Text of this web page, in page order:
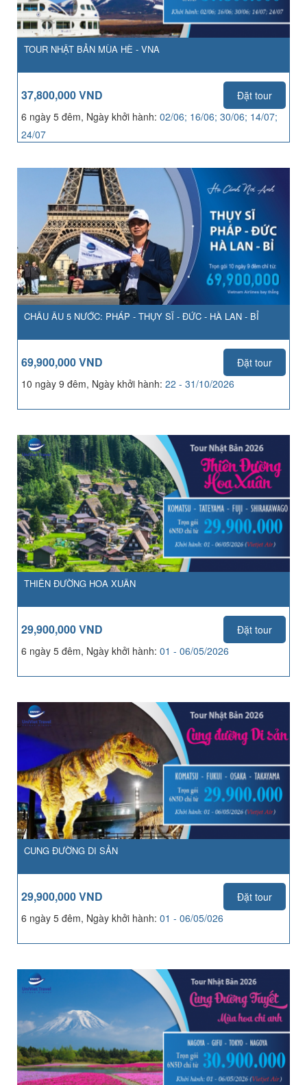
TOUR NHẬT BẢN MÙA HÈ - VNA
37,800,000 VND
Đặt tour
6 ngày 5 đêm, Ngày khởi hành: 02/06; 16/06; 30/06; 14/07;
24/07
CHÂU ÂU 5 NƯỚC: PHÁP - THỤY SĨ - ĐỨC - HÀ LAN - BỈ
69,900,000 VND
Đặt tour
10 ngày 9 đêm, Ngày khởi hành: 22 - 31/10/2026
THIÊN ĐƯỜNG HOA XUÂN
29,900,000 VND
Đặt tour
6 ngày 5 đêm, Ngày khởi hành: 01 - 06/05/2026
CUNG ĐƯỜNG DI SẢN
29,900,000 VND
Đặt tour
6 ngày 5 đêm, Ngày khởi hành: 01 - 06/05/026